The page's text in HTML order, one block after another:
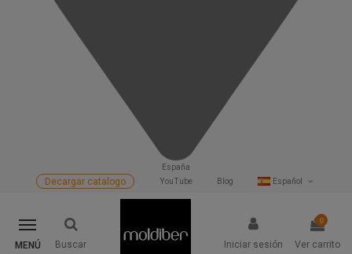
España
Español
Blog
YouTube
Decargar catalogo
MENÚ Buscar Iniciar sesión
0
Ver carrito